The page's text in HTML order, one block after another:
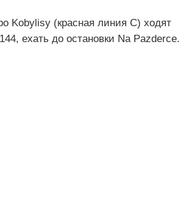
Kobylisy (красная линия С) ходят
ехать до остановки Na Pazderce.